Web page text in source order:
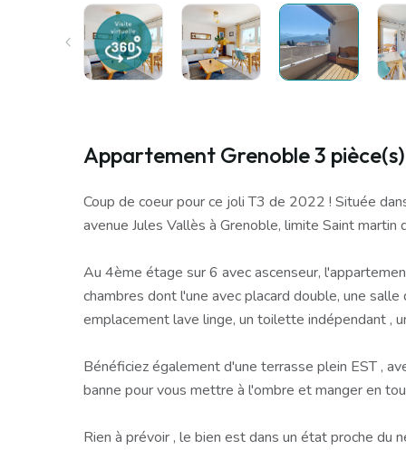
Appartement Grenoble 3
Coup de coeur pour ce joli T3 de 2022 ! Située
avenue Jules Vallès à Grenoble, limite Saint martin
Au 4ème étage sur 6 avec ascenseur,
chambres dont l'une avec placard double, une salle
emplacement lave linge, un toilette indépendant ,
Bénéficiez également d'une terrasse plein EST ,
banne pour vous mettre à l'ombre et manger en
Rien à prévoir , le bien est dans un état proche du